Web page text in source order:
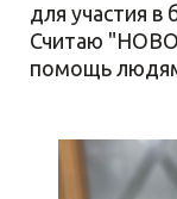
для участия в
Считаю
помощь